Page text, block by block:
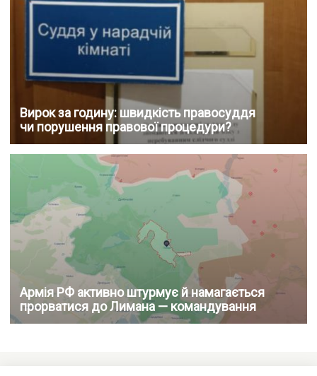
Вирок за годину: швидкість правосуддя
чи порушення правової процедури?
Армія РФ активно штурмує й намагається
прорватися до Лимана — командування